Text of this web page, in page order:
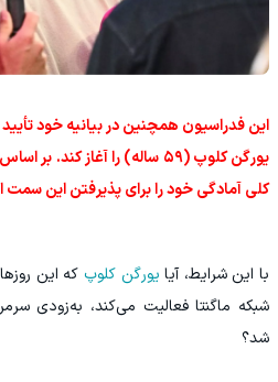
این فدراسیون همچنین در بیانیه خود
یورگن کلوپ (۵۹ ساله) را آغاز
کلی آمادگی خود را برای پذیرفتن این سمت
با این شرایط، آیا یورگن کلوپ که این
شبکه ماگنتا فعالیت می‌کند، به‌زودی
شد؟